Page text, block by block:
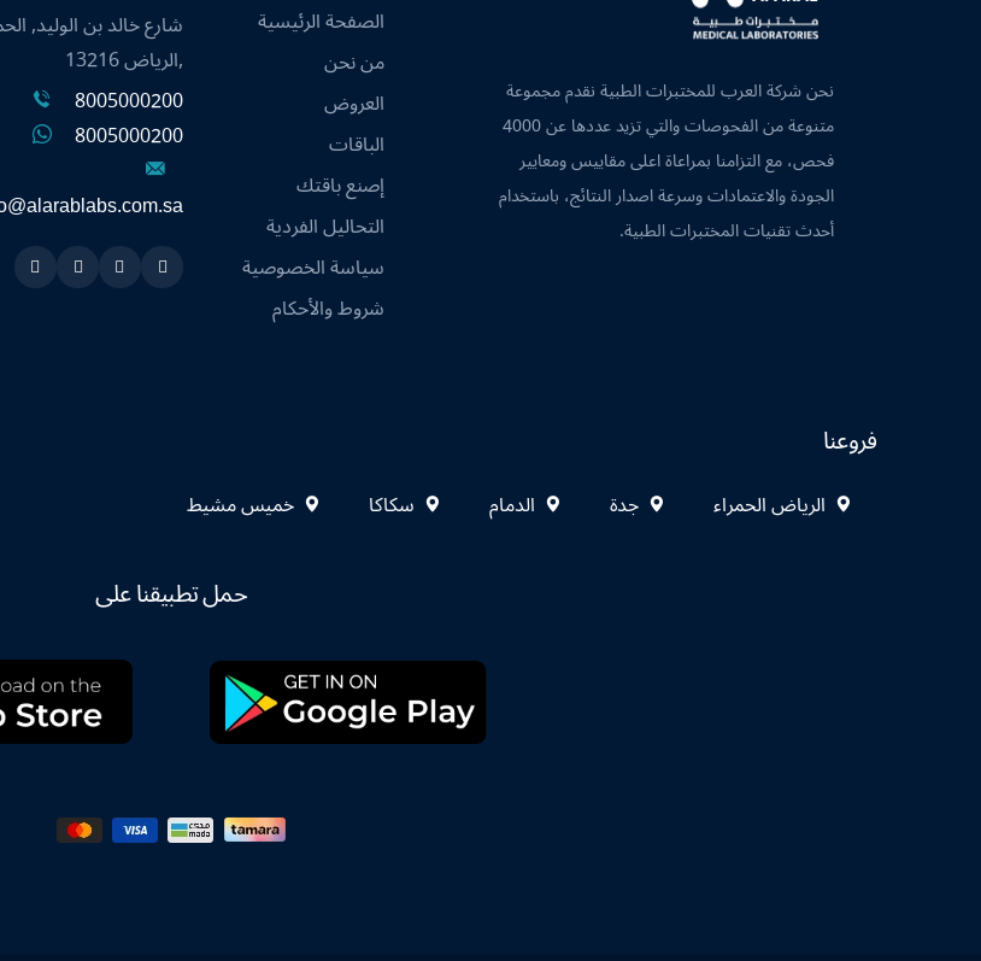
نحن شركة العرب للمختبرات الطبية نقدم مجموعة
متنوعة من الفحوصات والتي تزيد عددها عن 4000
فحص، مع التزامنا بمراعاة اعلى مقاييس ومعايير
الجودة والاعتمادات وسرعة اصدار النتائج، باستخدام
أحدث تقنيات المختبرات الطبية.
الصفحة الرئيسية
من نحن
العروض
الباقات
إصنع باقتك
التحاليل الفردية
سياسة الخصوصية
شروط والأحكام
شارع خالد بن الوليد,
,الرياض 13216
8005000200
8005000200
Snapchat
Twitter
Linkedin
فروعنا
الرياض الحمراء جدة الدمام سكاكا خميس مشيط
حمل تطبيقنا على